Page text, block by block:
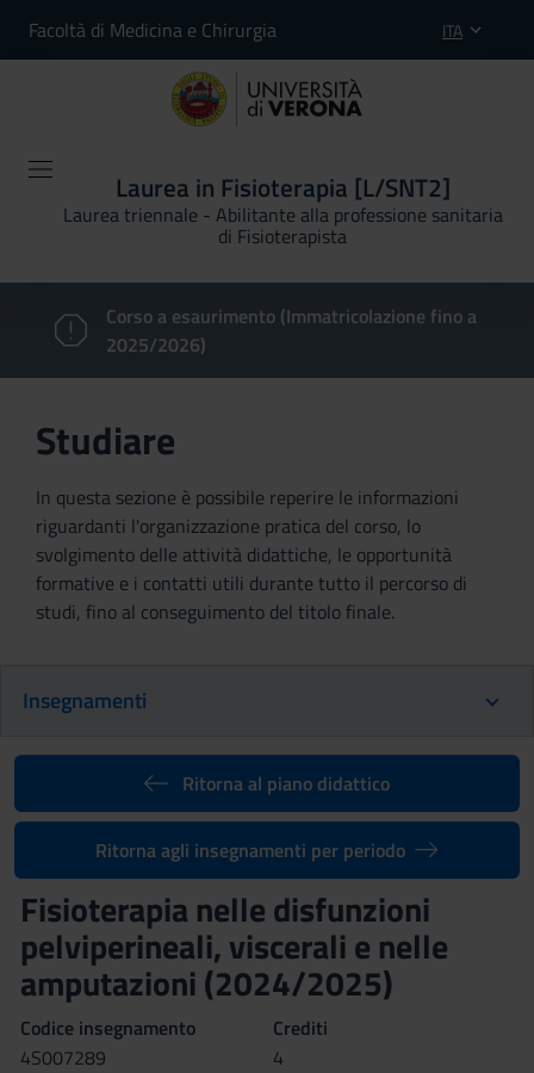
Facoltà di Medicina e Chirurgia ITA
Laurea in Fisioterapia [L/SNT2]
Laurea triennale - Abilitante alla professione sanitaria
di Fisioterapista
Corso a esaurimento (Immatricolazione fino a
2025/2026)
Studiare
In questa sezione è possibile reperire le informazioni
riguardanti l'organizzazione pratica del corso, lo
svolgimento delle attività didattiche, le opportunità
formative e i contatti utili durante tutto il percorso di
studi, fino al conseguimento del titolo finale.
Insegnamenti
Ritorna al piano didattico
Ritorna agli insegnamenti per periodo
Fisioterapia nelle disfunzioni
pelviperineali, viscerali e nelle
amputazioni (2024/2025)
Codice insegnamento
4S007289
Crediti
4